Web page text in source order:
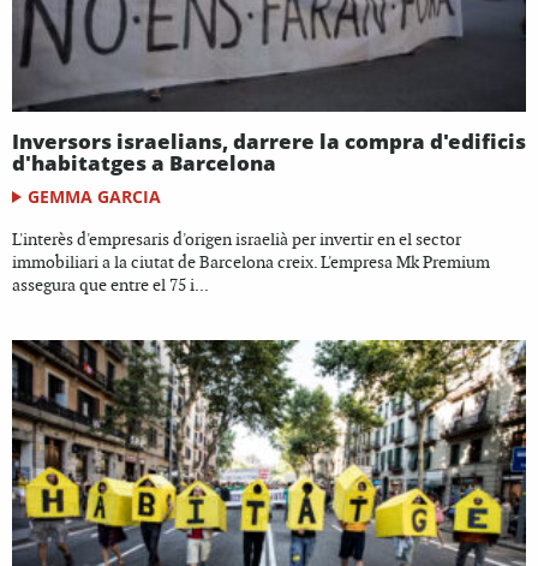
Inversors israelians, darrere la compra d'edificis
d'habitatges a Barcelona
GEMMA GARCIA
L'interès d'empresaris d'origen israelià per invertir en el sector
immobiliari a la ciutat de Barcelona creix. L'empresa Mk Premium
assegura que entre el 75 i...